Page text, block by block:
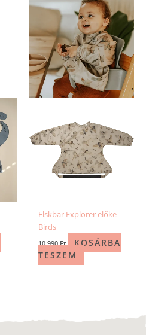
Elskbar Explorer előke –
Birds
10 990Ft
KOSÁRBA
TESZEM